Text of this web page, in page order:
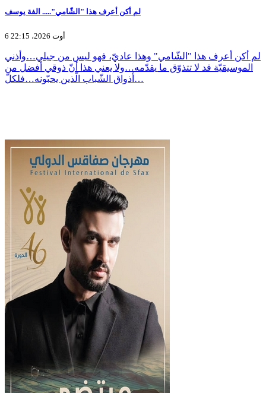
لم أكن أعرف هذا "الشّامي"..... الفة يوسف
6 أوت 2026، 22:15
لم أكن أعرف هذا "الشّامي" وهذا عاديّ، فهو ليس من جيلي…وأذني
الموسيقيّة قد لا تتذوّق ما يقدّمه…ولا يعني هذا أنّ ذوقي أفضل من
أذواق الشّباب الّذين يحبّونه…فلكلّ…